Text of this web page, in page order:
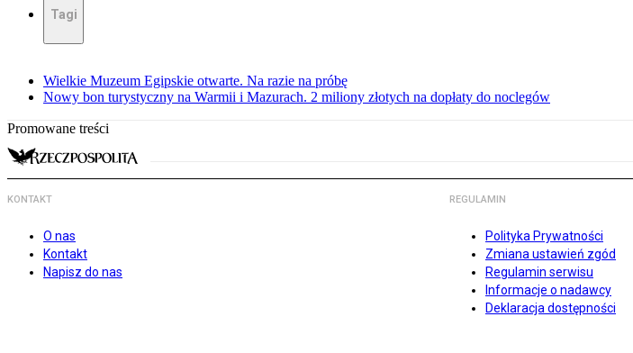
Tagi
Wielkie Muzeum Egipskie otwarte. Na razie na próbę
Nowy bon turystyczny na Warmii i Mazurach. 2 miliony złotych na dopłaty do noclegów
Promowane treści
KONTAKT
O nas
Kontakt
Napisz do nas
REGULAMIN
Polityka Prywatności
Zmiana ustawień zgód
Regulamin serwisu
Informacje o nadawcy
Deklaracja dostępności